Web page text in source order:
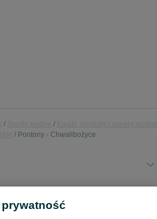
Pontony - Chwalibożyce
prywatność